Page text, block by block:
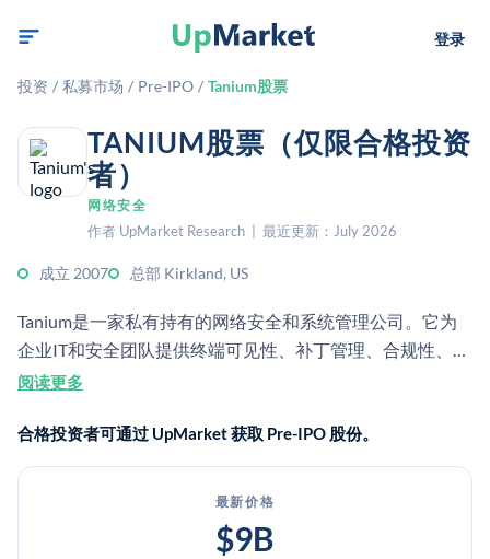
登录
投资 / 私募市场 / Pre-IPO / Tanium股票
TANIUM股票（仅限合格投资
者）
网络安全
作者 UpMarket Research | 最近更新：July 2026
成立 2007 总部 Kirkland, US
Tanium是一家私有持有的网络安全和系统管理公司。它为
企业IT和安全团队提供终端可见性、补丁管理、合规性、威
胁响应以及由AI驱动的运维。
阅读更多
合格投资者可通过 UpMarket 获取 Pre-IPO 股份。
最新价格
$9B